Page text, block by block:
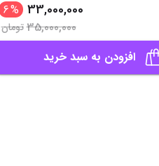
33,000,000
%
6
35,000,000تومان
افزودن به سبد خرید